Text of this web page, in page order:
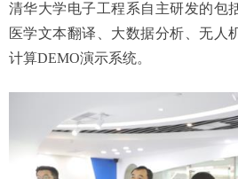
清华大学电子工程系自主研发的包
医学文本翻译、大数据分析、无人
计算DEMO演示系统。